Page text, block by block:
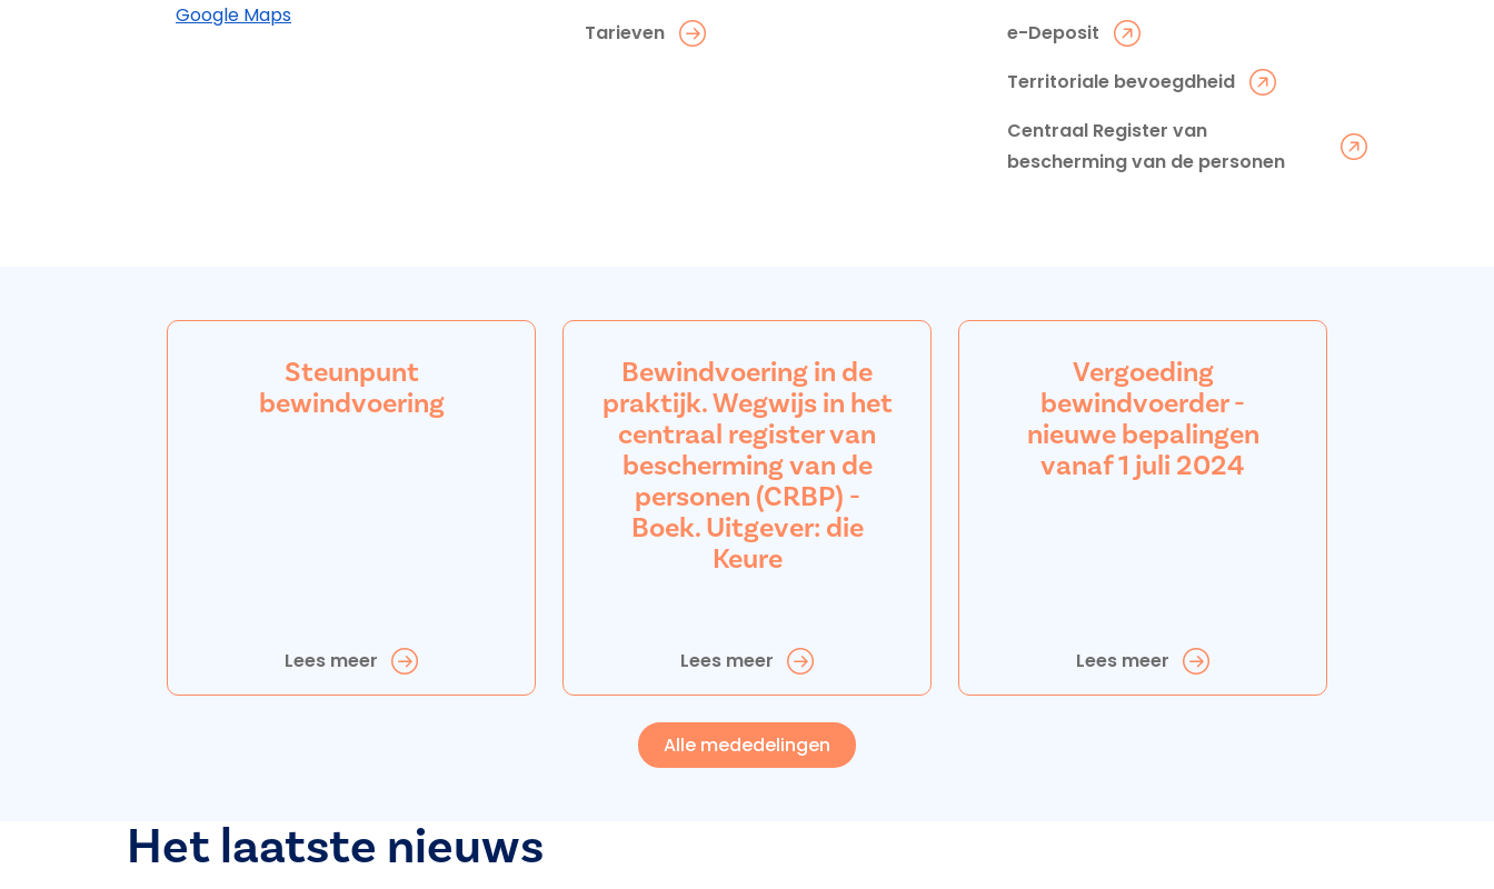
Google Maps
Tarieven
e-Deposit
Territoriale bevoegdheid
Centraal Register van
bescherming van de personen
Steunpunt
bewindvoering
Lees meer
Bewindvoering in de
praktijk. Wegwijs in het
centraal register van
bescherming van de
personen (CRBP) -
Boek. Uitgever: die
Keure
Lees meer
Vergoeding
bewindvoerder -
nieuwe bepalingen
vanaf 1 juli 2024
Lees meer
Alle mededelingen
Het laatste nieuws